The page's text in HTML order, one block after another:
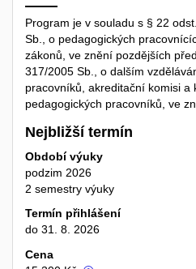
Program je v souladu s § 22
Sb., o pedagogických
zákonů, ve znění pozdějších
317/2005 Sb., o dalším
pracovníků, akreditační komisi a
pedagogických pracovníků, ve
Nejbližší termín
Období výuky
podzim 2026
2 semestry výuky
Termín přihlášení
do 31. 8. 2026
Cena